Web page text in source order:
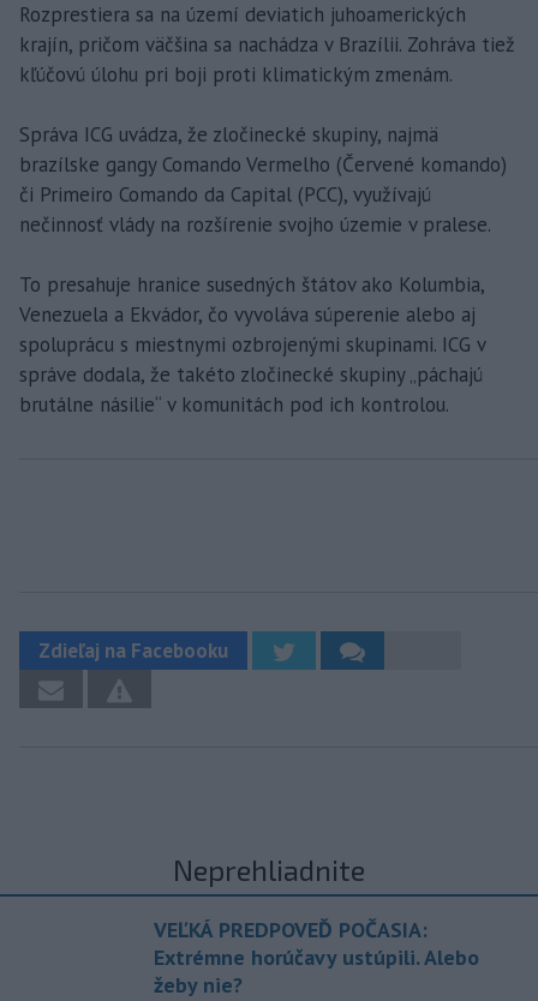
Rozprestiera sa na území deviatich juhoamerických
krajín, pričom väčšina sa nachádza v Brazílii. Zohráva tiež
kľúčovú úlohu pri boji proti klimatickým zmenám.
Správa ICG uvádza, že zločinecké skupiny, najmä
brazílske gangy Comando Vermelho (Červené komando)
či Primeiro Comando da Capital (PCC), využívajú
nečinnosť vlády na rozšírenie svojho územie v pralese.
To presahuje hranice susedných štátov ako Kolumbia,
Venezuela a Ekvádor, čo vyvoláva súperenie alebo aj
spoluprácu s miestnymi ozbrojenými skupinami. ICG v
správe dodala, že takéto zločinecké skupiny „páchajú
brutálne násilie“ v komunitách pod ich kontrolou.
Zdieľaj na Facebooku
Neprehliadnite
VEĽKÁ PREDPOVEĎ POČASIA:
Extrémne horúčavy ustúpili. Alebo
žeby nie?